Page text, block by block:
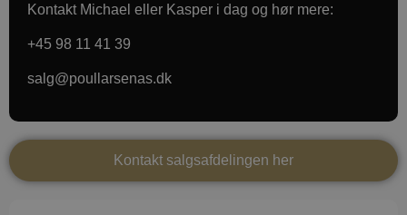
Kontakt Michael eller Kasper i dag og hør mere:
+45 98 11 41 39
salg@poullarsenas.dk
Kontakt salgsafdelingen her